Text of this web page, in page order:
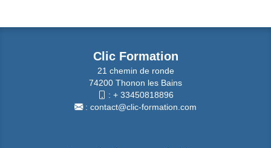
Clic Formation
21 chemin de ronde
74200 Thonon les Bains
: + 33450818896
: contact@clic-formation.com